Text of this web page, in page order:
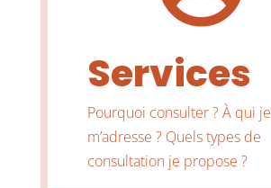
Services
Pourquoi consulter ? À qui je
m’adresse ? Quels types de
consultation je propose ?